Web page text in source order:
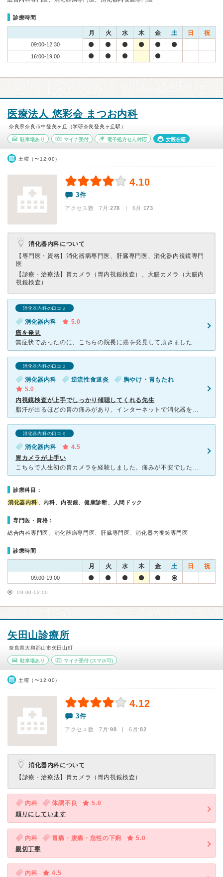
診療時間
月 火 水 木 金 土 日 祝
09:00-12:30
16:00-19:00
医療法人 悠彩会 まつお内科
奈良県奈良市中登美ヶ丘（学研奈良登美ヶ丘駅）
駐車場あり マイナ受付 電子処方せん対応 女医在籍
土曜（〜12:00）
4.10
3件
アクセス数 7月:278 | 6月:173
消化器内科について
【専門医・資格】 消化器病専門医、肝臓専門医、消化器内視鏡専門
医
【診療・治療法】 胃カメラ（胃内視鏡検査）、大腸カメラ（大腸内
視鏡検査）
消化器内科の口コミ
消化器内科
5.0
癌を発見
無症状であったのに、こちらの院長に癌を発見して頂きました！ おかげ様で早期での発見となり、検査や紹介状と迅速に対応して下さり、大きな病院にて手術と経過観察中です。 小さな体調不良などは、こ
消化器内科の口コミ
消化器内科 逆流性食道炎
胸やけ・胃もたれ
5.0
内視鏡検査が上手でしっかり傾聴してくれる先生
脂汗が出るほどの胃の痛みがあり、インターネットで消化器を診れる何ヶ所かの病院にかかりましたが、「まだ若いから。」、「一過性のものでしょう。」と言われ内視鏡検査は不要だと言われました。その後もみぞおちの
消化器内科の口コミ
消化器内科
4.5
胃カメラが上手い
こちらで人生初の胃カメラを経験しました。痛みが不安でしたが、車に乗らないといけなかったので鎮静剤を使わずに受けました。 とても緊張しましたが、看護師さんが背中をさすってくれたのと、医師の技術が高
診療科目：
消化器内科 、内科、内視鏡、健康診断、人間ドック
専門医・資格：
総合内科専門医、消化器病専門医、肝臓専門医、消化器内視鏡専門医
診療時間
月 火 水 木 金 土 日 祝
09:00-19:00
09:00-12:00
矢田山診療所
奈良県大和郡山市矢田山町
駐車場あり マイナ受付(スマホ可)
土曜（〜12:00）
4.12
3件
アクセス数 7月:98 | 6月:82
消化器内科について
【診療・治療法】 胃カメラ（胃内視鏡検査）
内科 体調不良
5.0
頼りにしています
内科 胃痛・腹痛・急性の下痢
5.0
親切丁寧
内科
4.5